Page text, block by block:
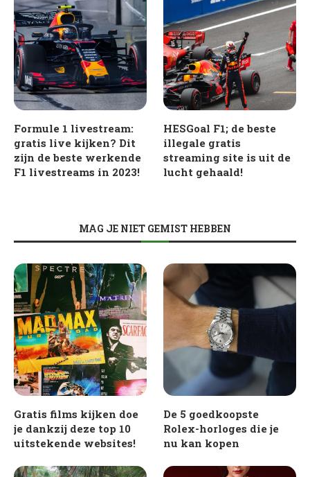
Formule 1 livestream:
gratis live kijken? Dit
zijn de beste werkende
F1 livestreams in 2023!
HESGoal F1; de beste
illegale gratis
streaming site is uit de
lucht gehaald!
MAG JE NIET GEMIST HEBBEN
Gratis films kijken doe
je dankzij deze top 10
uitstekende websites!
De 5 goedkoopste
Rolex-horloges die je
nu kan kopen